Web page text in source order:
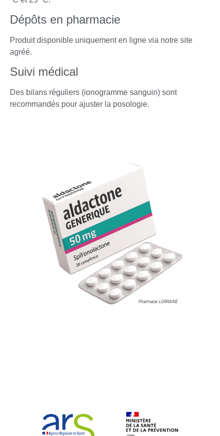
Dépôts en pharmacie
Produit disponible uniquement en ligne via notre site
agréé.
Suivi médical
Des bilans réguliers (ionogramme sanguin) sont
recommandés pour ajuster la posologie.